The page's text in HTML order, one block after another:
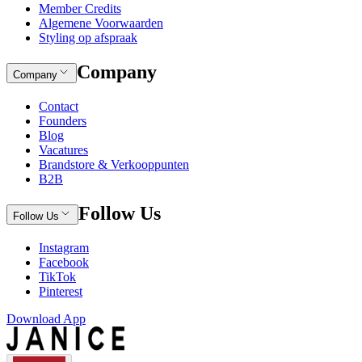
Member Credits
Algemene Voorwaarden
Styling op afspraak
Company Company
Contact
Founders
Blog
Vacatures
Brandstore & Verkooppunten
B2B
Follow Us Follow Us
Instagram
Facebook
TikTok
Pinterest
Download App